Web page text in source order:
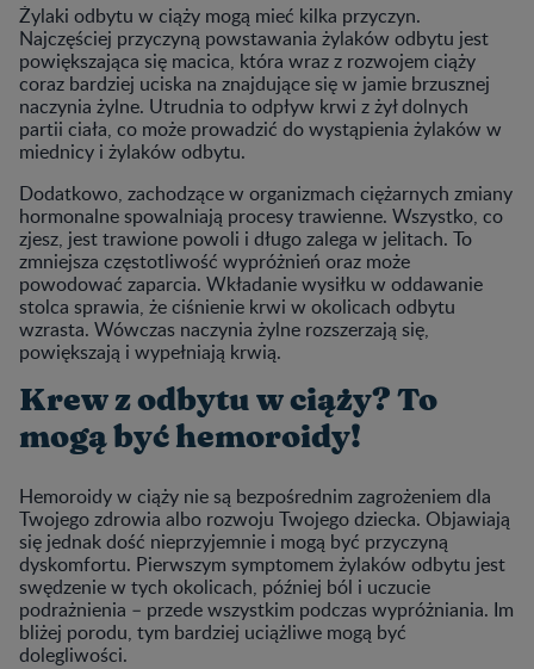
Żylaki odbytu w ciąży mogą mieć kilka przyczyn.
Najczęściej przyczyną powstawania żylaków odbytu jest
powiększająca się macica, która wraz z rozwojem ciąży
coraz bardziej uciska na znajdujące się w jamie brzusznej
naczynia żylne. Utrudnia to odpływ krwi z żył dolnych
partii ciała, co może prowadzić do wystąpienia żylaków w
miednicy i żylaków odbytu.
Dodatkowo, zachodzące w organizmach ciężarnych zmiany
hormonalne spowalniają procesy trawienne. Wszystko, co
zjesz, jest trawione powoli i długo zalega w jelitach. To
zmniejsza częstotliwość wypróżnień oraz może
powodować zaparcia. Wkładanie wysiłku w oddawanie
stolca sprawia, że ciśnienie krwi w okolicach odbytu
wzrasta. Wówczas naczynia żylne rozszerzają się,
powiększają i wypełniają krwią.
Krew z odbytu w ciąży? To
mogą być hemoroidy!
Hemoroidy w ciąży nie są bezpośrednim zagrożeniem dla
Twojego zdrowia albo rozwoju Twojego dziecka. Objawiają
się jednak dość nieprzyjemnie i mogą być przyczyną
dyskomfortu. Pierwszym symptomem żylaków odbytu jest
swędzenie w tych okolicach, później ból i uczucie
podrażnienia – przede wszystkim podczas wypróżniania. Im
bliżej porodu, tym bardziej uciążliwe mogą być
dolegliwości.